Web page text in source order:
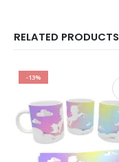
RELATED PRODUCTS
-13%